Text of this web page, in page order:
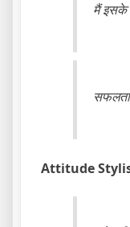
मैं इसके
Attitude